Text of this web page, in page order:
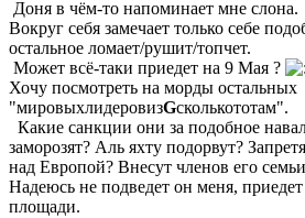
Доня в чём-то напоминает мне слона.
Вокруг себя замечает только себе
остальное ломает/рушит/топчет.
Может всё-таки приедет на 9 Мая ?
Хочу посмотреть на морды остальных
"мировыхлидеровизGсколькототам".
Какие санкции они за подобное
заморозят? Аль яхту подорвут?
над Европой? Внесут членов его
Надеюсь не подведет он меня,
площади.